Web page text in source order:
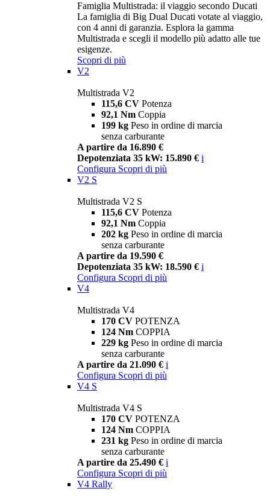
Famiglia Multistrada: il viaggio secondo Ducati
La famiglia di Big Dual Ducati votate al viaggio,
con 4 anni di garanzia. Esplora la gamma
Multistrada e scegli il modello più adatto alle tue
esigenze.
Scopri di più
V2
Multistrada V2
115,6 CV Potenza
92,1 Nm Coppia
199 kg Peso in ordine di marcia
senza carburante
A partire da 16.890 €
Depotenziata 35 kW: 15.890 € i
Configura Scopri di più
V2 S
Multistrada V2 S
115,6 CV Potenza
92,1 Nm Coppia
202 kg Peso in ordine di marcia
senza carburante
A partire da 19.590 €
Depotenziata 35 kW: 18.590 € i
Configura Scopri di più
V4
Multistrada V4
170 CV POTENZA
124 Nm COPPIA
229 kg Peso in ordine di marcia
senza carburante
A partire da 21.090 € i
Configura Scopri di più
V4 S
Multistrada V4 S
170 CV POTENZA
124 Nm COPPIA
231 kg Peso in ordine di marcia
senza carburante
A partire da 25.490 € i
Configura Scopri di più
V4 Rally